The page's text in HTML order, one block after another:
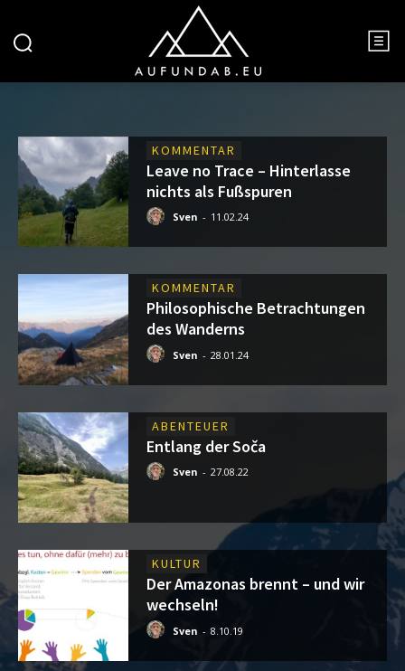
KOMMENTAR
Leave no Trace – Hinterlasse
nichts als Fußspuren
Sven - 11.02.24
KOMMENTAR
Philosophische Betrachtungen
des Wanderns
Sven - 28.01.24
ABENTEUER
Entlang der Soča
Sven - 27.08.22
KULTUR
Der Amazonas brennt – und wir
wechseln!
Sven - 8.10.19